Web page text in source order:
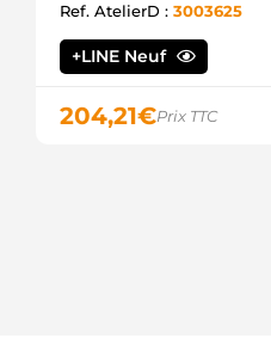
Ref. AtelierD : 3003625
+LINE Neuf
204,21€Prix TTC